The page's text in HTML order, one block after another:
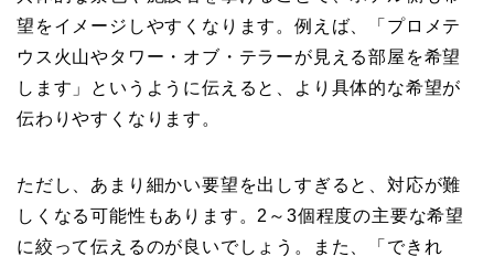
望をイメージしやすくなります。例えば、「プロメテ
ウス火山やタワー・オブ・テラーが見える部屋を希望
します」というように伝えると、より具体的な希望が
伝わりやすくなります。
ただし、あまり細かい要望を出しすぎると、対応が難
しくなる可能性もあります。2～3個程度の主要な希望
に絞って伝えるのが良いでしょう。また、「できれ